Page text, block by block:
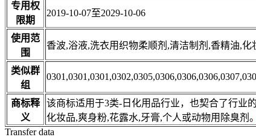
专用权
限期
2019-10-07至2029-10-06
使用范
围
香波,浴液,洗衣用织物柔顺剂,清洁制剂,香精油,
类似群
组
商标释
义
该商标适用于3类-日化用品行业，也契合了行业
化妆品,爽身粉,花露水,牙膏,个人或动物用除臭剂。
Transfer data